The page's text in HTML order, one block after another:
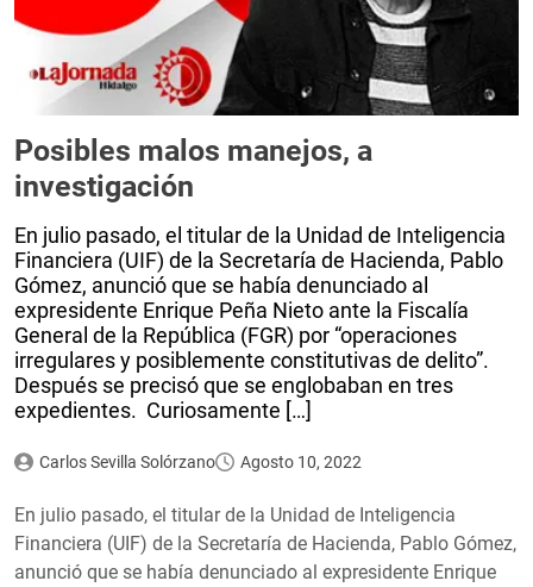
Posibles malos manejos, a
investigación
En julio pasado, el titular de la Unidad de Inteligencia
Financiera (UIF) de la Secretaría de Hacienda, Pablo
Gómez, anunció que se había denunciado al
expresidente Enrique Peña Nieto ante la Fiscalía
General de la República (FGR) por “operaciones
irregulares y posiblemente constitutivas de delito”.
Después se precisó que se englobaban en tres
expedientes. Curiosamente […]
Carlos Sevilla Solórzano Agosto 10, 2022
En julio pasado, el titular de la Unidad de Inteligencia
Financiera (UIF) de la Secretaría de Hacienda, Pablo Gómez,
anunció que se había denunciado al expresidente Enrique